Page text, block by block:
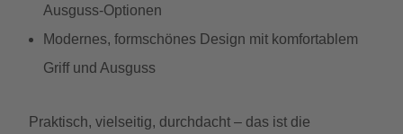
Ausguss-Optionen
Modernes, formschönes Design mit komfortablem
Griff und Ausguss
Praktisch, vielseitig, durchdacht – das ist die